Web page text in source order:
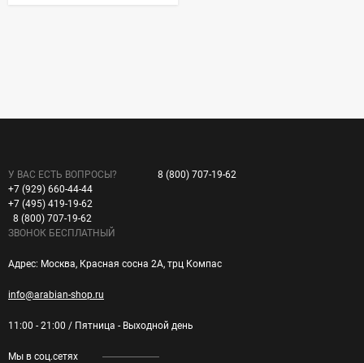
У ВАС ЕСТЬ ВОПРОСЫ?
+7 (929) 660-44-44
+7 (495) 419-19-62
8 (800) 707-19-62
ЗВОНОК БЕСПЛАТНЫЙ
8 (800) 707-19-62
Адрес: Москва, Красная сосна 2А, трц Компас
info@arabian-shop.ru
11:00 - 21:00 / Пятница - Выходной день
Мы в соц.сетях